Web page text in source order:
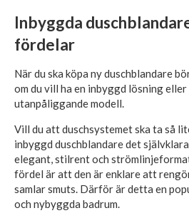
Inbyggda
fördelar
När du ska köpa ny duschblandare
om du vill ha en inbyggd lösning
utanpåliggande modell.
Vill du att duschsystemet ska ta så
inbyggd duschblandare det
elegant, stilrent och
fördel är att den är enklare att
samlar smuts. Därför är detta en
och nybyggda badrum.